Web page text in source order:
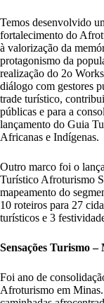
Temos desenvolvido
fortalecimento do
à valorização da
protagonismo da
realização do 2o
diálogo com gestores
trade turístico,
públicas e para a
lançamento do Guia
Africanas e Indígenas.
Outro marco foi o
Turístico Afroturismo
mapeamento do
10 roteiros para 27
turísticos e 3
Sensações Turismo –
Foi ano de
Afroturismo em